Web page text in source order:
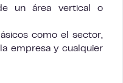
un área vertical o
como el sector,
empresa y cualquier